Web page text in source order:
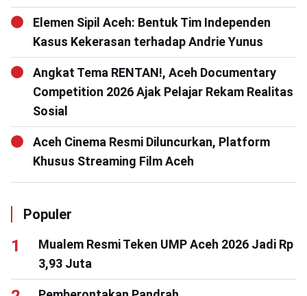
Elemen Sipil Aceh: Bentuk Tim Independen
Kasus Kekerasan terhadap Andrie Yunus
Angkat Tema RENTAN!, Aceh Documentary
Competition 2026 Ajak Pelajar Rekam Realitas
Sosial
Aceh Cinema Resmi Diluncurkan, Platform
Khusus Streaming Film Aceh
Populer
Mualem Resmi Teken UMP Aceh 2026 Jadi Rp
3,93 Juta